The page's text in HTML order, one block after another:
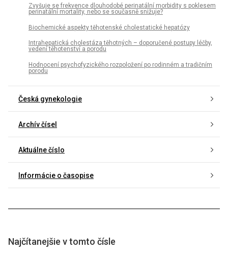
Zvyšuje se frekvence dlouhodobé perinatální morbidity s poklesem
perinatální mortality, nebo se současně snižuje?
Biochemické aspekty těhotenské cholestatické hepatózy
Intrahepatická cholestáza těhotných – doporučené postupy léčby,
vedení těhotenství a porodu
Hodnocení psychofyzického rozpoložení po rodinném a tradičním
porodu
Česká gynekologie
Archív čísel
Aktuálne číslo
Informácie o časopise
Najčítanejšie v tomto čísle